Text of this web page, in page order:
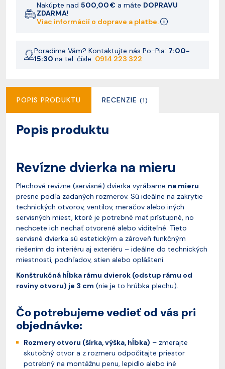
Nakúpte nad 500,00 € a máte DOPRAVU
ZDARMA!
Viac informácií o doprave a platbe.
Poradíme Vám? Kontaktujte nás Po-Pia: 7:00-
15:30 na tel. čísle: 0914 223 322
POPIS PRODUKTU RECENZIE (1)
Popis produktu
Revízne dvierka na mieru
Plechové revízne (servisné) dvierka vyrábame na mieru
presne podľa zadaných rozmerov. Sú ideálne na zakrytie
technických otvorov, ventilov, meračov alebo iných
servisných miest, ktoré je potrebné mať prístupné, no
nechcete ich nechať otvorené alebo viditeľné. Tieto
servisné dvierka sú estetickým a zároveň funkčným
riešením do interiéru aj exteriéru – ideálne do technických
miestností, podhľadov, stien alebo opláštení.
Konštrukčná hĺbka rámu dvierok (odstup rámu od
roviny otvoru) je 3 cm (nie je to hrúbka plechu).
Čo potrebujeme vedieť od vás pri
objednávke:
Rozmery otvoru (šírka, výška, hĺbka) – zmerajte
skutočný otvor a z rozmeru odpočítajte priestor
potrebný na montážnu penu, lepidlo alebo iné